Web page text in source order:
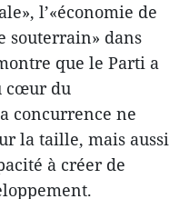
l’«économie de
souterrain» dans
que le Parti a
cœur du
concurrence ne
la taille, mais aussi
à créer de